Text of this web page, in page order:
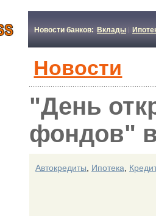
Новости банков: Вклады
Новости
"День
фондов" в
Автокредиты Ипотека